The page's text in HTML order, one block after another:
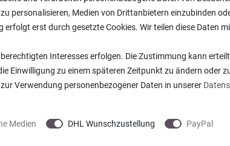
personalisieren, Medien von Drittanbietern einzubinden
erst durch gesetzte Cookies. Wir teilen diese Daten
Interesses erfolgen. Die Zustimmung kann
Einwilligung zu einem späteren Zeitpunkt zu ändern oder
Verwendung personenbezogener Daten in unserer
Medien DHL Wunschzustellung
PayPal
2026 Wohntextilien4You GmbH / Alle Rechte vorbehalten / Realisation